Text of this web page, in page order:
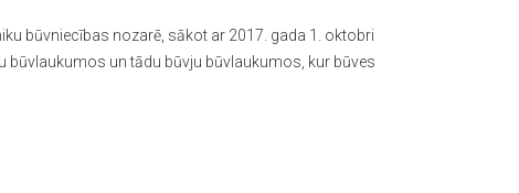
būvniecības nozarē, sākot ar 2017. gada 1. oktobri
būvlaukumos un tādu būvju būvlaukumos, kur būves